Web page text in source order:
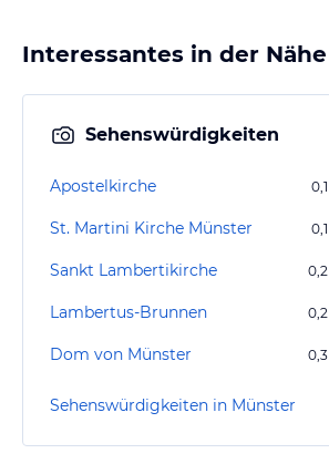
Interessantes in der Nähe
Sehenswürdigkeiten
Apostelkirche 0,1
St. Martini Kirche Münster 0,1
Sankt Lambertikirche 0,2
Lambertus-Brunnen 0,2
Dom von Münster 0,3
Sehenswürdigkeiten in Münster